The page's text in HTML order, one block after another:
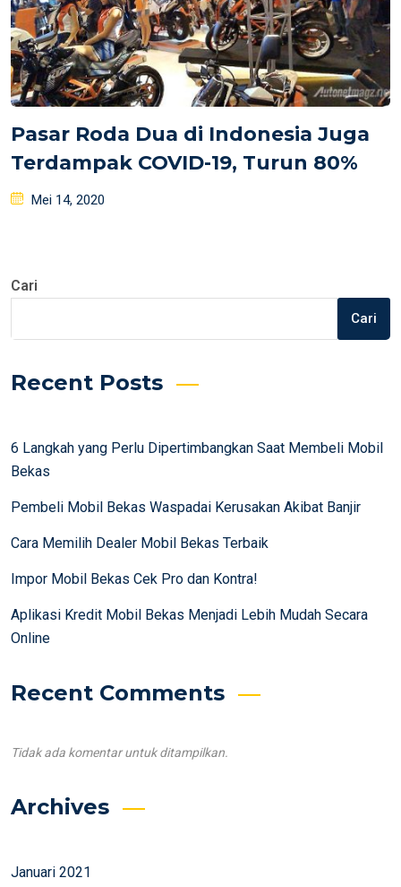
Pasar Roda Dua di Indonesia Juga
Terdampak COVID-19, Turun 80%
Posted
Mei 14, 2020
Cari
Cari
Recent Posts
6 Langkah yang Perlu Dipertimbangkan Saat Membeli Mobil
Bekas
Pembeli Mobil Bekas Waspadai Kerusakan Akibat Banjir
Cara Memilih Dealer Mobil Bekas Terbaik
Impor Mobil Bekas Cek Pro dan Kontra!
Aplikasi Kredit Mobil Bekas Menjadi Lebih Mudah Secara
Online
Recent Comments
Tidak ada komentar untuk ditampilkan.
Archives
Januari 2021